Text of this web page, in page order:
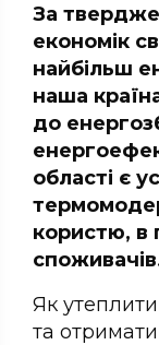
За
економік
найбільш
наша
до
області є
користю, в
Як
та